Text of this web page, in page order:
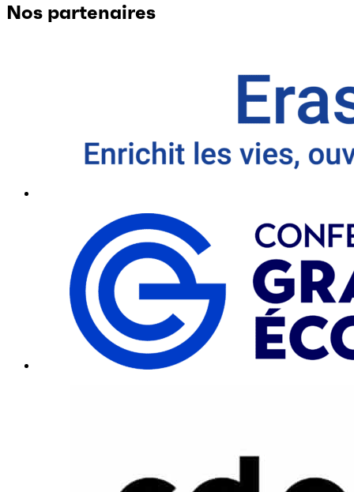
Nos partenaires